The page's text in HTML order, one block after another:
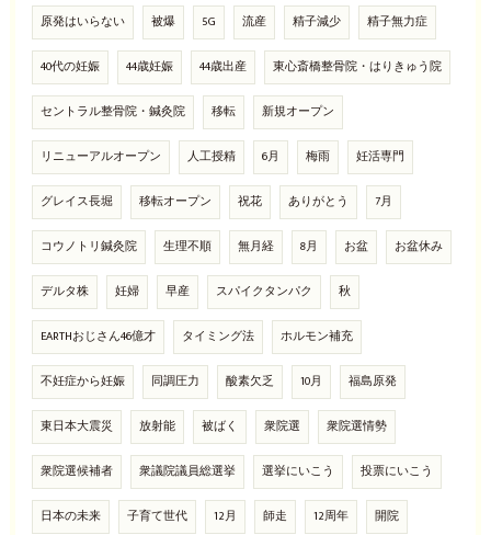
原発はいらない 被爆 5G 流産 精子減少 精子無力症
40代の妊娠 44歳妊娠 44歳出産 東心斎橋整骨院・はりきゅう院
セントラル整骨院・鍼灸院 移転 新規オープン
リニューアルオープン 人工授精 6月 梅雨 妊活専門
グレイス長堀 移転オープン 祝花 ありがとう 7月
コウノトリ鍼灸院 生理不順 無月経 8月 お盆 お盆休み
デルタ株 妊婦 早産 スパイクタンパク 秋
EARTHおじさん46億才 タイミング法 ホルモン補充
不妊症から妊娠 同調圧力 酸素欠乏 10月 福島原発
東日本大震災 放射能 被ばく 衆院選 衆院選情勢
衆院選候補者 衆議院議員総選挙 選挙にいこう 投票にいこう
日本の未来 子育て世代 12月 師走 12周年 開院